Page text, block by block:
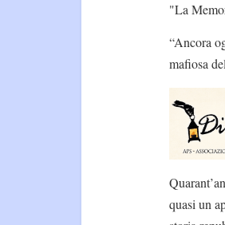
"La
“Ancora
mafiosa
quasi un